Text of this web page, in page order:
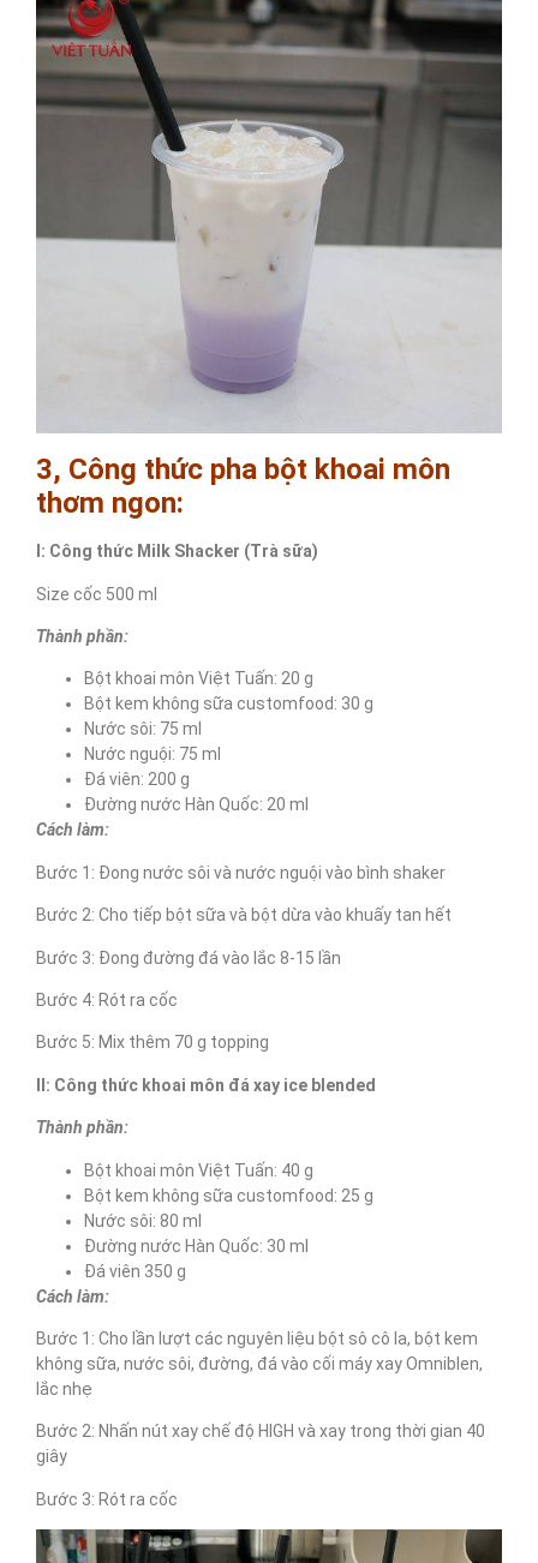
3, Công thức pha bột khoai môn
thơm ngon:
I: Công thức Milk Shacker (Trà sữa)
Size cốc 500 ml
Thành phần:
Bột khoai môn Việt Tuấn: 20 g
Bột kem không sữa customfood: 30 g
Nước sôi: 75 ml
Nước nguội: 75 ml
Đá viên: 200 g
Đường nước Hàn Quốc: 20 ml
Cách làm:
Bước 1: Đong nước sôi và nước nguội vào bình shaker
Bước 2: Cho tiếp bột sữa và bột dừa vào khuấy tan hết
Bước 3: Đong đường đá vào lắc 8-15 lần
Bước 4: Rót ra cốc
Bước 5: Mix thêm 70 g topping
II: Công thức khoai môn đá xay ice blended
Thành phần:
Bột khoai môn Việt Tuấn: 40 g
Bột kem không sữa customfood: 25 g
Nước sôi: 80 ml
Đường nước Hàn Quốc: 30 ml
Đá viên 350 g
Cách làm:
Bước 1: Cho lần lượt các nguyên liệu bột sô cô la, bột kem
không sữa, nước sôi, đường, đá vào cối máy xay Omniblen,
lắc nhẹ
Bước 2: Nhấn nút xay chế độ HIGH và xay trong thời gian 40
giây
Bước 3: Rót ra cốc